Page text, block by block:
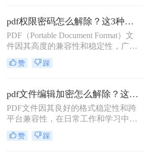
成为了首要任务。本文将为您详细介
绍pdf加密文件如何解除加密，让您轻
松应对各种场景。
pdf权限密码怎么解除？这3种破解方法来看看！
PDF（Portable Document Format）文
件因其高度的兼容性和稳定性，广泛
应用于文档传输和保存。然而，为了
保护文件内容不被随意编辑或复制，
您需要编辑或复制PDF文件中的内容
时，就需要先解除这些权限密码。那
么pdf权限密码怎么解除呢？以下将详
细介绍几种解除PDF权限密码的方
法。
赞 踩
pdf文件编辑加密怎么解除？这二种解除加密方法看看！
PDF文件因其良好的格式稳定性和跨
平台兼容性，在日常工作和学习中得
到了广泛应用。然而，有时我们可能
会遇到一些被加密的PDF文件，这些
赞 踩